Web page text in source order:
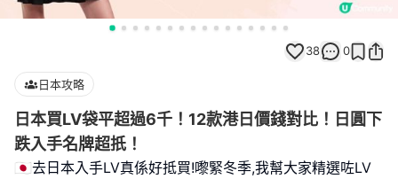
38 0
日本攻略
日本買LV袋平超過6千！12款港日價錢對比！日圓下
跌入手名牌超扺！
🇯🇵去日本入手LV真係好抵買!嚟緊冬季,我幫大家精選咗LV